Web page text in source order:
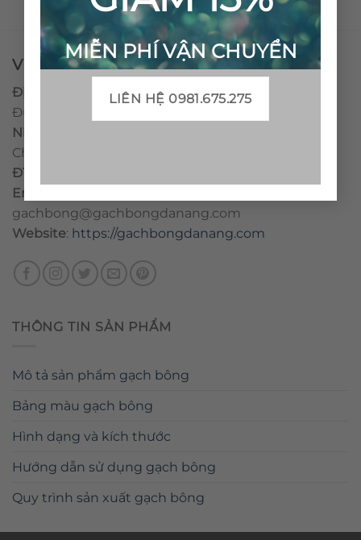
MIỄN PHÍ VẬN CHUYỂN
LIÊN HỆ 0981.675.275
VPĐD - CTY TNHH GẠCH BÔNG VIỆT NAM
Địa chỉ:
CCN Quán Lát, Xã Đức Chánh, Huyện Mộ
Đức, Tỉnh Quảng Ngãi
Nhà máy miền trung:
Chánh, Huyện Mộ Đức, Tỉnh Quảng Ngãi, Việt Nam
ĐT
Email
gachbong@gachbongdanang.com
Website: https://gachbongdanang.com
THÔNG TIN SẢN PHẨM
Mô tả sản phẩm gạch bông
Bảng màu gạch bông
Hình dạng và kích thước
Hướng dẫn sử dụng gạch bông
Quy trình sản xuất gạch bông